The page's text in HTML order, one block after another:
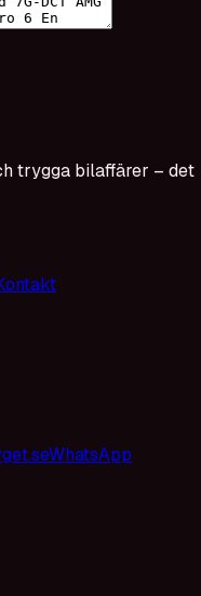
trygga bilaffärer – det
WhatsApp